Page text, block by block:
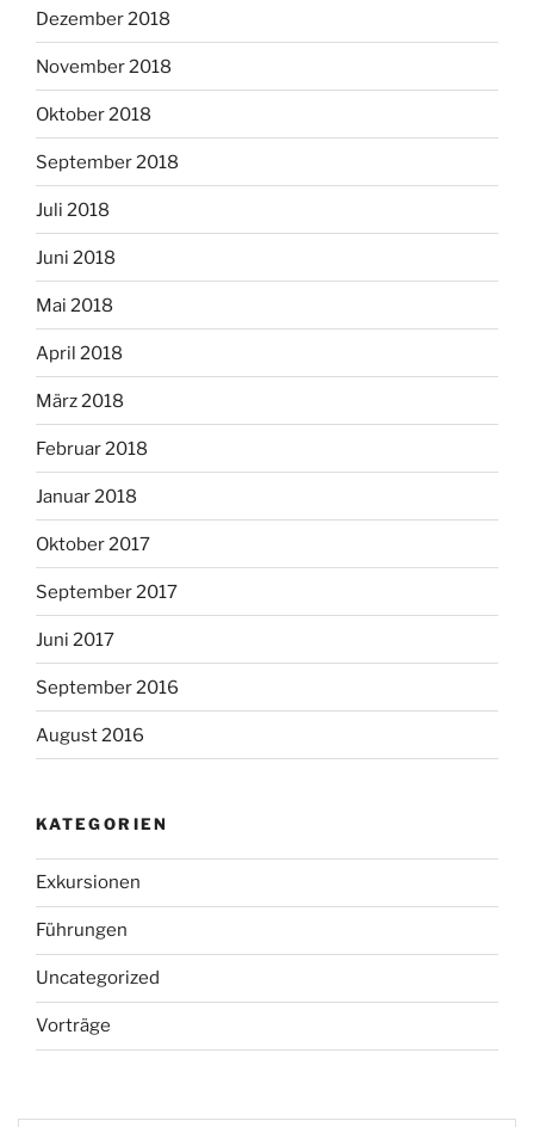
Dezember 2018
November 2018
Oktober 2018
September 2018
Juli 2018
Juni 2018
Mai 2018
April 2018
März 2018
Februar 2018
Januar 2018
Oktober 2017
September 2017
Juni 2017
September 2016
August 2016
KATEGORIEN
Exkursionen
Führungen
Uncategorized
Vorträge